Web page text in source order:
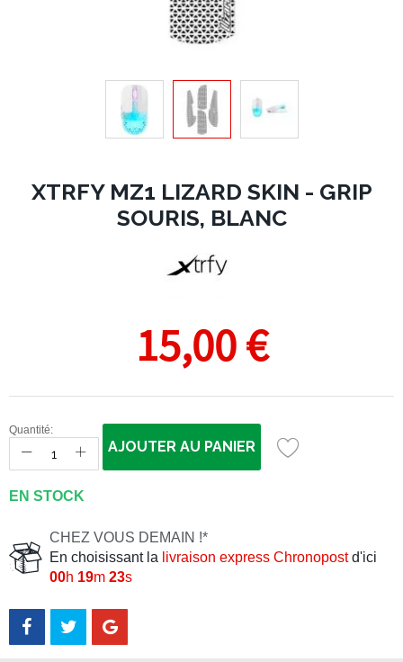
XTRFY MZ1 LIZARD SKIN - GRIP
SOURIS, BLANC
15,00 €
Quantité:
AJOUTER AU PANIER
EN STOCK
CHEZ VOUS DEMAIN !*
En choisissant la livraison express Chronopostd'ici
00h 19m 22s